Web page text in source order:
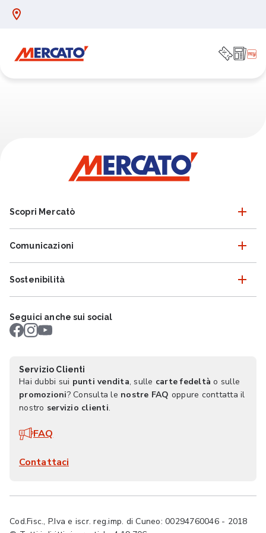
Scopri Mercatò
Comunicazioni
Sostenibilità
Seguici anche sui social
Servizio Clienti
Hai dubbi sui punti vendita, sulle carte fedeltà o sulle
promozioni? Consulta le nostre FAQ oppure conttatta il
nostro servizio clienti.
FAQ
Contattaci
Cod.Fisc., P.Iva e iscr. reg.imp. di Cuneo: 00294760046 - 2018